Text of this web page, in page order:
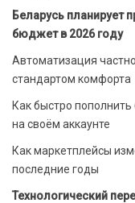
Беларусь планирует
бюджет в 2026 году
Автоматизация
стандартом комфорта
Как быстро
на своём аккаунте
Как маркетплейсы
последние годы
Технологический